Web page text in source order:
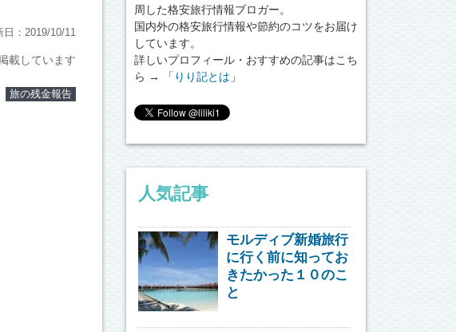
日：2019/10/11
載しています
旅の残金報告
周した格安旅行情報ブロガー。
国内外の格安旅行情報や節約のコツをお届け
しています。
詳しいプロフィール・おすすめの記事はこち
ら → 「 りり記とは 」
人気記事
モルディブ新婚旅行
に行く前に知ってお
きたかった１０のこ
と